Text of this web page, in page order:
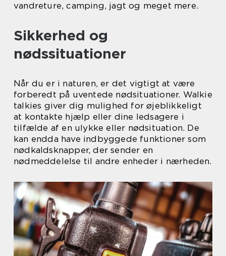
vandreture, camping, jagt og meget mere.
Sikkerhed og
nødssituationer
Når du er i naturen, er det vigtigt at være
forberedt på uventede nødsituationer. Walkie
talkies giver dig mulighed for øjeblikkeligt
at kontakte hjælp eller dine ledsagere i
tilfælde af en ulykke eller nødsituation. De
kan endda have indbyggede funktioner som
nødkaldsknapper, der sender en
nødmeddelelse til andre enheder i nærheden.